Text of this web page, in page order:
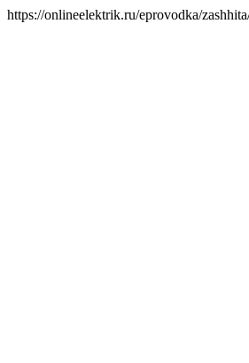
https://onlineelektrik.ru/eprovodka/